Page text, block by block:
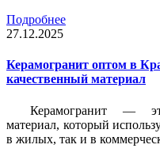
Подробнее
27.12.2025
Керамогранит оптом в
качественный материал
Керамогранит —
материал, который
в жилых, так и в